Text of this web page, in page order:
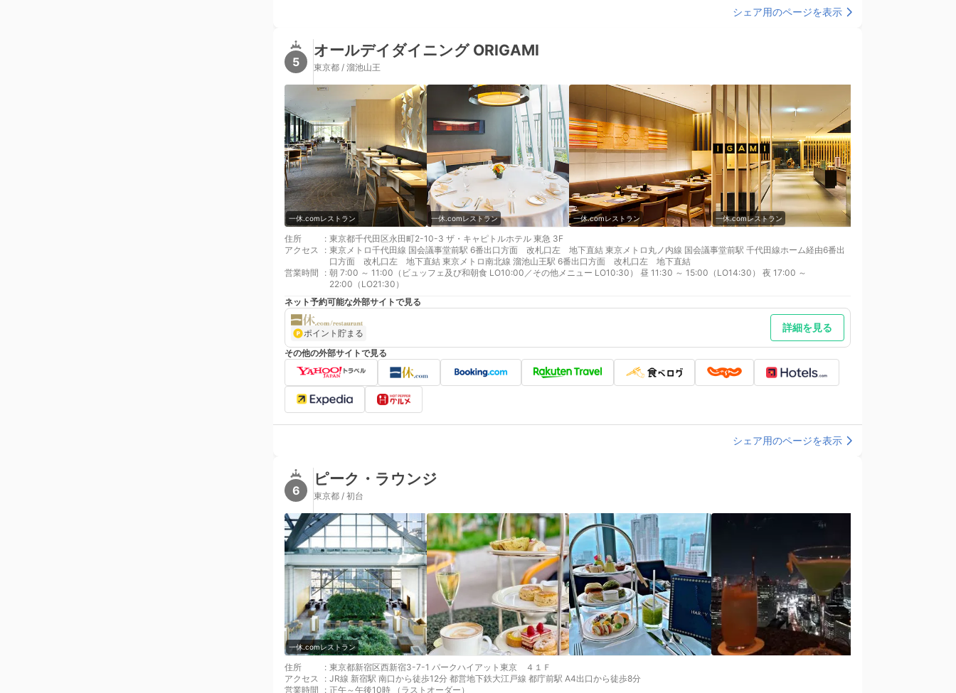
シェア用のページを表示
5
オールデイダイニング ORIGAMI
東京都 / 溜池山王
一休.comレストラン 一休.comレストラン 一休.comレストラン 一休.comレストラン
住所 : 東京都千代田区永田町2-10-3 ザ・キャピトルホテル 東急 3F
アクセス
: 東京メトロ千代田線 国会議事堂前駅 6番出口方面 改札口左 地下直結 東京メトロ丸ノ内線 国会議事堂前駅 千代田線ホーム経由6番出
口方面 改札口左 地下直結 東京メトロ南北線 溜池山王駅 6番出口方面 改札口左 地下直結
営業時間
: 朝 7:00 ～ 11:00（ビュッフェ及び和朝食 LO10:00／その他メニュー LO10:30） 昼 11:30 ～ 15:00（LO14:30） 夜 17:00 ～
22:00（LO21:30）
ネット予約可能な外部サイトで見る
ポイント貯まる 詳細を見る
その他の外部サイトで見る
シェア用のページを表示
6
ピーク・ラウンジ
東京都 / 初台
一休.comレストラン
住所 : 東京都新宿区西新宿3-7-1 パークハイアット東京 ４１Ｆ
アクセス
: JR線 新宿駅 南口から徒歩12分 都営地下鉄大江戸線 都庁前駅 A4出口から徒歩8分
営業時間
: 正午～午後10時 （ラストオーダー）